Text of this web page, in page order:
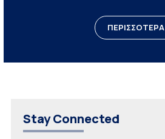
ΠΕΡΙΣΣΟΤΕΡΑ
Stay Connected